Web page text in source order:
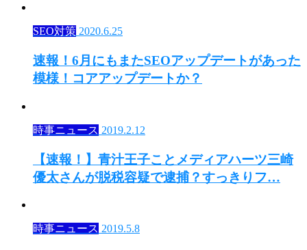
SEO対策 2020.6.25
速報！6月にもまたSEOアップデートがあった
模様！コアアップデートか？
時事ニュース 2019.2.12
【速報！】青汁王子ことメディアハーツ三崎
優太さんが脱税容疑で逮捕？すっきりフ…
時事ニュース 2019.5.8